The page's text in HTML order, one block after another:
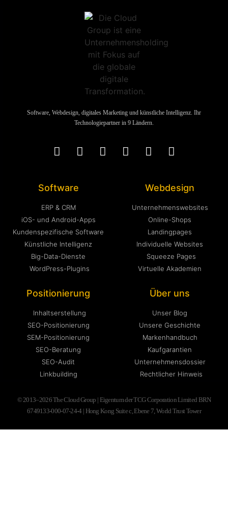
Software, Webdesign, digitales Marketing und künstliche Intelligenz. Ihr
Technologiepartner in 9 Ländern.
Software
ERP & CRM
iOS- und Android-Apps
Kundenspezifische Software
Künstliche Intelligenz
Big-Data-Dienste
WordPress-Plugins
Webdesign
Unternehmenswebsites
Online-Shops
Landingpages
Individuelle Websites
Squeeze Pages
Virtuelle Akademien
Positionierung
Inhaltserstellung
SEO-Positionierung
SEM-Positionierung
SEO-Beratung
SEO-Audit
Linkbuilding
Über uns
Unser Blog
Unsere Geschichte
Markenhandbuch
Kaufgarantien
Unternehmensdossier
Rechtlicher Hinweis
© 2013–2026 The Cloud Group | Eigentum der TCG Corporation Limited BRN
6749133-000-07-24-4 | Hong Kong Suite c, Ebene 7, World Trust Tower